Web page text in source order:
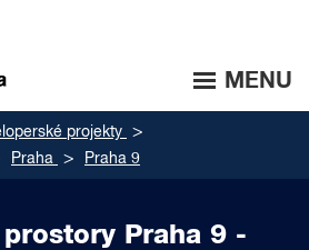
MENU
projekty
Praha Praha 9
Praha 9 -